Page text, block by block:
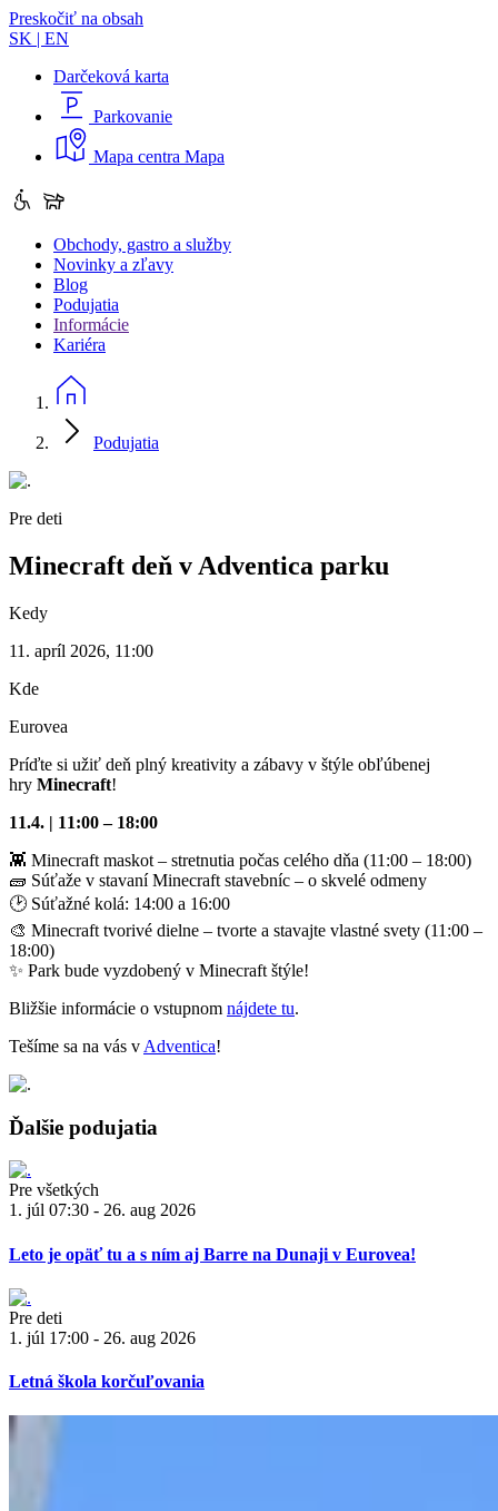
Preskočiť na obsah
SK | EN
Darčeková karta
Parkovanie
Mapa centra Mapa
Obchody, gastro a služby
Novinky a zľavy
Blog
Podujatia
Informácie
Kariéra
Podujatia
Pre deti
Minecraft deň v Adventica parku
Kedy
11. apríl 2026, 11:00
Kde
Eurovea
Príďte si užiť deň plný kreativity a zábavy v štýle obľúbenej
hry Minecraft!
11.4. | 11:00 – 18:00
👾 Minecraft maskot – stretnutia počas celého dňa (11:00 – 18:00)
🧱 Súťaže v stavaní Minecraft stavebníc – o skvelé odmeny
🕑 Súťažné kolá: 14:00 a 16:00
🎨 Minecraft tvorivé dielne – tvorte a stavajte vlastné svety (11:00 –
18:00)
✨ Park bude vyzdobený v Minecraft štýle!
Bližšie informácie o vstupnom nájdete tu.
Tešíme sa na vás v Adventica!
Ďalšie podujatia
Pre všetkých
1. júl 07:30 - 26. aug 2026
Leto je opäť tu a s ním aj Barre na Dunaji v Eurovea!
Pre deti
1. júl 17:00 - 26. aug 2026
Letná škola korčuľovania